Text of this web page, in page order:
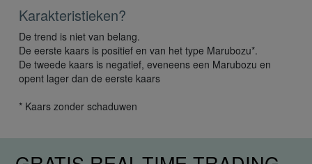
Karakteristieken?
De trend is niet van belang.
De eerste kaars is positief en van het type Marubozu*.
De tweede kaars is negatief, eveneens een Marubozu en
opent lager dan de eerste kaars
* Kaars zonder schaduwen